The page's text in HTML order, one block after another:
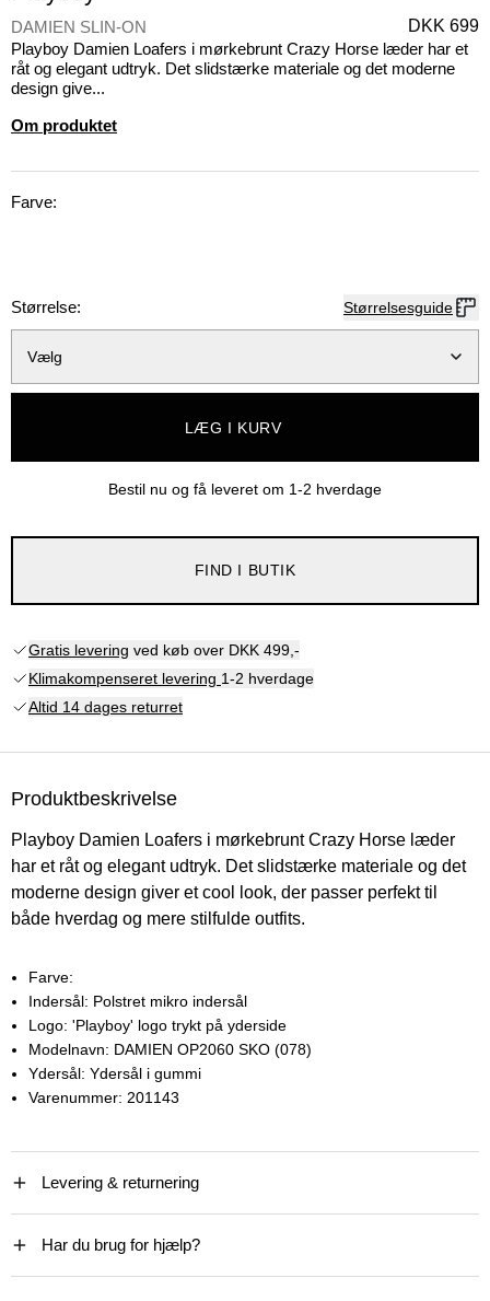
DAMIEN SLIN-ON
DKK 699
Playboy Damien Loafers i mørkebrunt Crazy Horse læder har et
råt og elegant udtryk. Det slidstærke materiale og det moderne
design give...
Om produktet
Farve:
Størrelse: Størrelsesguide
Vælg
LÆG I KURV
Bestil nu og få leveret om 1-2 hverdage
FIND I BUTIK
Gratis levering ved køb over DKK 499,-
Klimakompenseret levering 1-2 hverdage
Altid 14 dages returret
Produktbeskrivelse
Playboy Damien Loafers i mørkebrunt Crazy Horse læder
har et råt og elegant udtryk. Det slidstærke materiale og det
moderne design giver et cool look, der passer perfekt til
både hverdag og mere stilfulde outfits.
Farve:
Indersål: Polstret mikro indersål
Logo: 'Playboy' logo trykt på yderside
Modelnavn: DAMIEN OP2060 SKO (078)
Ydersål: Ydersål i gummi
Varenummer: 201143
Levering & returnering
Har du brug for hjælp?